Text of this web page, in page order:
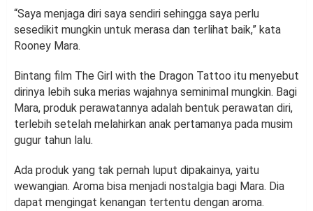
“Saya menjaga diri saya sendiri sehingga saya perlu
sesedikit mungkin untuk merasa dan terlihat baik,” kata
Rooney Mara.
Bintang film The Girl with the Dragon Tattoo itu menyebut
dirinya lebih suka merias wajahnya seminimal mungkin. Bagi
Mara, produk perawatannya adalah bentuk perawatan diri,
terlebih setelah melahirkan anak pertamanya pada musim
gugur tahun lalu.
Ada produk yang tak pernah luput dipakainya, yaitu
wewangian. Aroma bisa menjadi nostalgia bagi Mara. Dia
dapat mengingat kenangan tertentu dengan aroma.